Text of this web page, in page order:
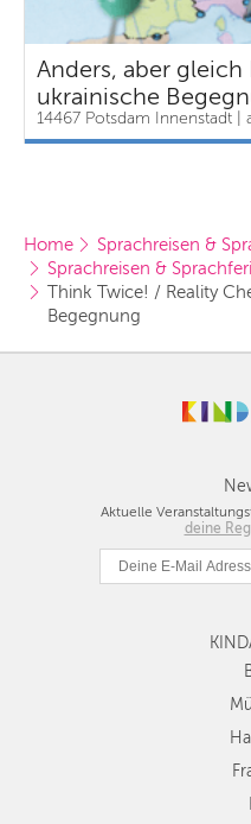
Anders, aber
ukrainische
14467 Potsdam Innenstadt |
Home
Sprachreisen &
Sprachreisen &
Think Twice! / Reality
Begegnung
Aktuelle
deineBerlin
München
Köln
Stuttgart
Essen
Dresden